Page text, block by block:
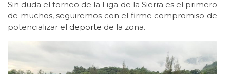
Sin duda el torneo de la Liga de la Sierra es el primero
de muchos, seguiremos con el firme compromiso de
potencializar el deporte de la zona.